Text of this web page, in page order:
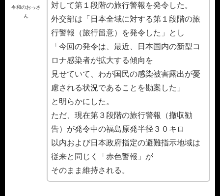
令和のおっさ
ん
対して第１段階の旅行警報を発令した。
外交部は「日本全域に対する第１段階の旅
行警報（旅行留意）を発令した」とし
「今回の発令は、最近、日本国内の新型コ
ロナ感染者が拡大する傾向を
見せていて、わが国民の感染被害露出が憂
慮される状況であることを勘案した」
と明らかにした。
ただ、現在第３段階の旅行警報（撤収勧
告）が発令中の福島原発半径３０キロ
以内および日本政府指定の避難指示地域は
従来と同じく「赤色警報」が
そのまま維持される。